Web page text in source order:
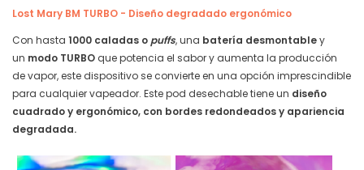
Lost Mary BM TURBO - Diseño degradado ergonómico
Con hasta 1000 caladas o puffs, una batería desmontabley
un modo TURBO que potencia el sabor y aumenta la producción
de vapor, este dispositivo se convierte en una opción imprescindible
para cualquier vapeador. Este pod desechable tiene un diseño
cuadrado y ergonómico, con bordes redondeados y apariencia
degradada.